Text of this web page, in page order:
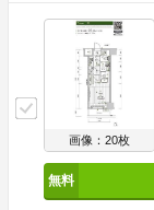
画像：20枚